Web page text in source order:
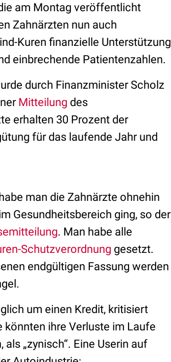
am Montag veröffentlicht
Zahnärzten nun auch
Kuren finanzielle Unterstützung
einbrechende Patientenzahlen.
durch Finanzminister Scholz
Mitteilung des
erhalten 30 Prozent der
für das laufende Jahr und
man die Zahnärzte ohnehin
Gesundheitsbereich ging, so der
. Man habe alle
Schutzverordnung gesetzt.
endgültigen Fassung werden
um einen Kredit, kritisiert
könnten ihre Verluste im Laufe
„zynisch“. Eine Userin auf